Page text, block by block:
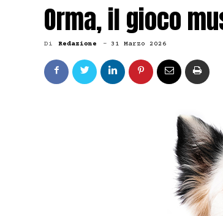
Orma, il gioco
Di Redazione - 31 Marzo 2026